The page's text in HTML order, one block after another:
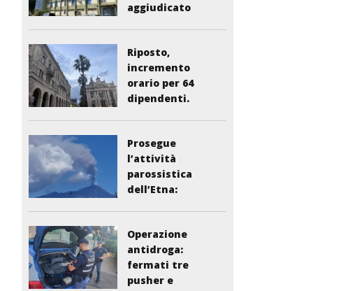
aggiudicato
Riposto,
incremento
orario per 64
dipendenti.
Prosegue
l’attività
parossistica
dell’Etna:
Operazione
antidroga:
fermati tre
pusher e